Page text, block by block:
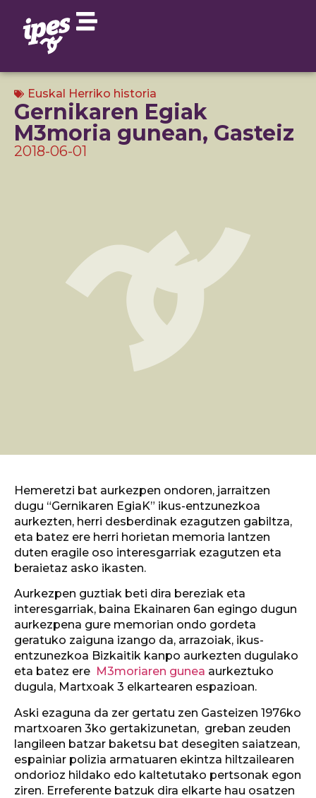
Euskal Herriko historia
Gernikaren Egiak
M3moria gunean, Gasteiz
2018-06-01
Hemeretzi bat aurkezpen ondoren, jarraitzen
dugu “Gernikaren EgiaK” ikus-entzunezkoa
aurkezten, herri desberdinak ezagutzen gabiltza,
eta batez ere herri horietan memoria lantzen
duten eragile oso interesgarriak ezagutzen eta
beraietaz asko ikasten.
Aurkezpen guztiak beti dira bereziak eta
interesgarriak, baina Ekainaren 6an egingo dugun
aurkezpena gure memorian ondo gordeta
geratuko zaiguna izango da, arrazoiak, ikus-
entzunezkoa Bizkaitik kanpo aurkezten dugulako
eta batez ere M3moriaren gunea aurkeztuko
dugula, Martxoak 3 elkartearen espazioan.
Aski ezaguna da zer gertatu zen Gasteizen 1976ko
martxoaren 3ko gertakizunetan, greban zeuden
langileen batzar baketsu bat desegiten saiatzean,
espainiar polizia armatuaren ekintza hiltzailearen
ondorioz hildako edo kaltetutako pertsonak egon
ziren. Erreferente batzuk dira elkarte hau osatzen